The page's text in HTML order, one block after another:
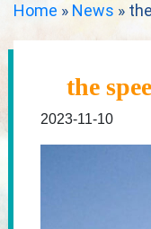
Home » News »
the
2023-11-10